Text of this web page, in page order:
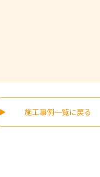
施工事例一覧に戻る